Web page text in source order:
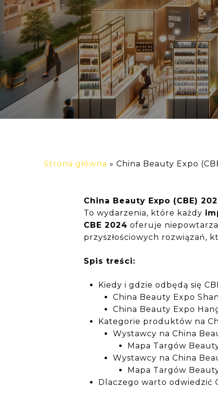
Strona główna » China Beauty Expo
China Beauty Expo (CBE)
To wydarzenia, które każdy
CBE 2024 oferuje
przyszłościowych rozwiązań,
Spis treści:
Kiedy i gdzie odbędą się
China Beauty Expo
China Beauty Expo
Kategorie produktów na
Wystawcy na China
Mapa Targów
Wystawcy na China
Mapa Targów
Dlaczego warto odwiedzić